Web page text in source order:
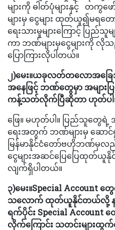
များကို ဓါတ်ပုံများနှင့် တကွဖ
များမှ ငွေများ ထုတ်ယူ၍မရ
ရေးသားမှုများကြောင့် ပြည်သူမ
ကာ ဘဏ်များမှငွေများကို
ပြောကြားလိုပါတယ်။
၂)မေး။ယခုလတ်တလောအခြ
အနေဖြင့် ဘဏ်တွေမှာ အမျာ
ကန့်သတ်လိုက်ပြီဆိုတာ ဟုတ်ပါ
ဖြေ။ မဟုတ်ပါ။ ပြည်သူတွေ
ရေးအတွက် ဘဏ်များမှ ဆော
မြန်မာနိုင်ငံတော်ဗဟိုဘဏ်မှ
ငွေများအဆင်ပြေပြေထုတ်ယူနို
လျက်ရှိပါတယ်။
၃)မေး။Special Account
သလောက် ထုတ်ယူနိုင်တယ်လို့ န
ရက်ပိုင်း Special
လိုက်ကြောင်း သတင်းများထွက်